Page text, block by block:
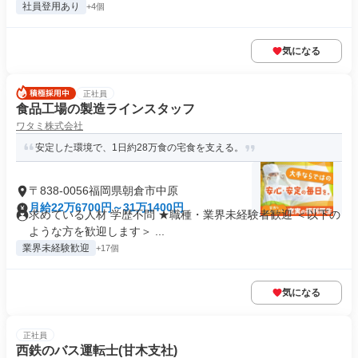
社員登用あり +4個
気になる
正社員
食品工場の製造ラインスタッフ
ワタミ株式会社
安定した環境で、1日約28万食の宅食を支える。
〒838-0056福岡県朝倉市中原
月給22万6700円～31万1400円
求めている人材 学歴不問 ★職種・業界未経験者歓迎 ＜以下の
ような方を歓迎します＞ ...
業界未経験歓迎 +17個
気になる
正社員
西鉄のバス運転士(甘木支社)